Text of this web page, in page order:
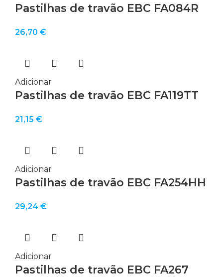
Pastilhas de travão EBC FA084R
26,70 €
Adicionar
Pastilhas de travão EBC FA119TT
21,15 €
Adicionar
Pastilhas de travão EBC FA254HH
29,24 €
Adicionar
Pastilhas de travão EBC FA267